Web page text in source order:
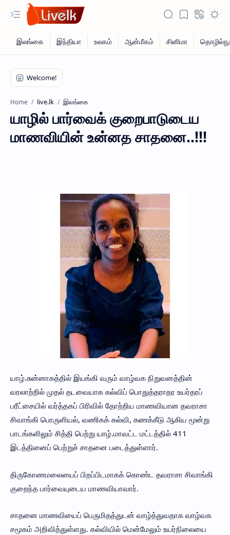
Home live.lk இலங்கை
யாழில் பார்வைக் குறைபாடுடைய
மாணவியின் உன்னத சாதனை..!!!
யாழ்.சுன்னாகத்தில் இயங்கி வரும் வாழ்வக நிறுவனத்தின்
வரலாற்றில் முதல் தடவையாக கல்விப் பொதுத்தராதர உயர்தரப்
பரீட்சையில் வர்த்தகப் பிரிவில் தோற்றிய மாணவியான தவராசா
சிவாங்கி பொருளியல், வணிகக் கல்வி, கணக்கீடு ஆகிய மூன்று
பாடங்களிலும் சித்தி பெற்று யாழ்.மாவட்ட மட்டத்தில் 411
இடத்தினைப் பெற்றுச் சாதனை படைத்துள்ளார்.
திருகோணமலையைப் பிறப்பிடமாகக் கொண்ட தவராசா சிவாங்கி
குறைந்த பார்வையுடைய மாணவியாவார்.
சாதனை மாணவியைப் பெருமிதத்துடன் வாழ்த்துவதாக வாழ்வக
சமூகம் அறிவித்துள்ளது. கல்வியில் மென்மேலும் உயர்நிலையை